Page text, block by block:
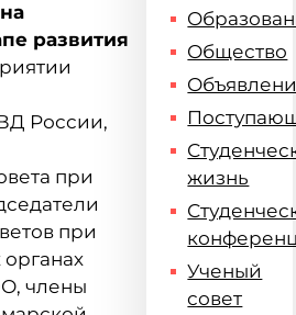
развития
России,
при
при
члены
Общество
жизнь
Ученый
совет